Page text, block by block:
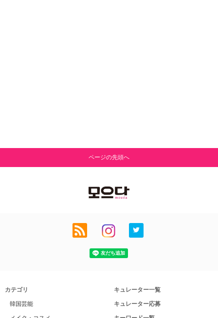
ページの先頭へ
カテゴリ
韓国芸能
キュレーター一覧
キュレーター応募